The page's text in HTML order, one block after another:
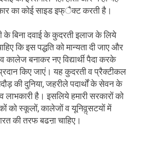
का कोई साइड इफ्ैक्ट करती है।
बिना दवाई के कुदरती इलाज के लिये
कि इस पद्धति को मान्यता दी जाए और
बनाकर नए विद्यार्थी पैदा करके
किए जाएं। यह कुदरती व प्रैक्टीकल
की दुनिया, जहरीले पदार्थों के सेवन के
लाभकारी है। इसलिये हमारी सरकारों को
को स्कूलों, कालेजों व यूनिवॢसटयों में
की तरफ बढऩा चाहिए।